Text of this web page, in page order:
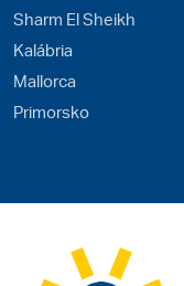
Sharm El Sheikh
Kalábria
Mallorca
Primorsko